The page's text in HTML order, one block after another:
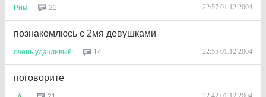
Рим 21 22:57 01.12.2004
познакомлюсь с 2мя девушками
очень удачливый 14 22:55 01.12.2004
поговорите